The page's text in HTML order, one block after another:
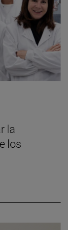
la
los